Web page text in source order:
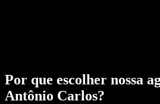
Por que escolher nossa
Antônio Carlos?